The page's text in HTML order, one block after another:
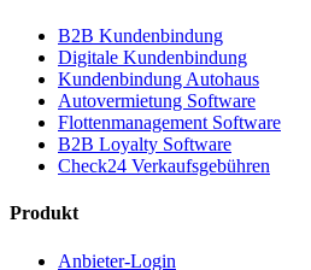
B2B Kundenbindung
Digitale Kundenbindung
Kundenbindung Autohaus
Autovermietung Software
Flottenmanagement Software
B2B Loyalty Software
Check24 Verkaufsgebühren
Produkt
Anbieter-Login